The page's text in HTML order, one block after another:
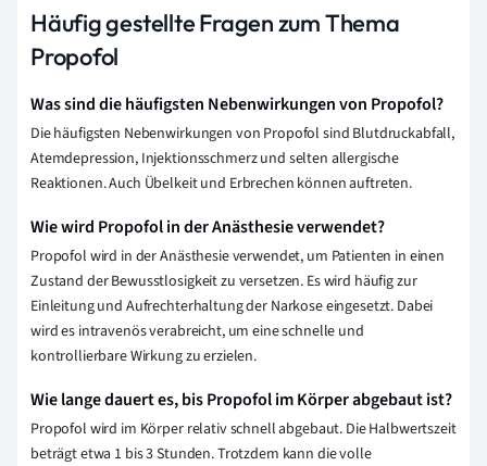
Häufig gestellte Fragen zum Thema
Propofol
Was sind die häufigsten Nebenwirkungen von Propofol?
Die häufigsten Nebenwirkungen von Propofol sind Blutdruckabfall,
Atemdepression, Injektionsschmerz und selten allergische
Reaktionen. Auch Übelkeit und Erbrechen können auftreten.
Wie wird Propofol in der Anästhesie verwendet?
Propofol wird in der Anästhesie verwendet, um Patienten in einen
Zustand der Bewusstlosigkeit zu versetzen. Es wird häufig zur
Einleitung und Aufrechterhaltung der Narkose eingesetzt. Dabei
wird es intravenös verabreicht, um eine schnelle und
kontrollierbare Wirkung zu erzielen.
Wie lange dauert es, bis Propofol im Körper abgebaut ist?
Propofol wird im Körper relativ schnell abgebaut. Die Halbwertszeit
beträgt etwa 1 bis 3 Stunden. Trotzdem kann die volle